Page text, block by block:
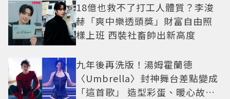
18億也救不了打工人體質？李浚
赫「爽中樂透頭獎」財富自由照
樣上班 西裝社畜帥出新高度
九年後再洗版！湯姆霍蘭德
〈Umbrella〉封神舞台差點變成
「這首歌」 造型彩蛋、暖心故事